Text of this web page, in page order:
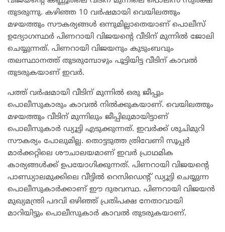
തുടരുന്നു. കഴിഞ്ഞ 10 വർഷമായി വെയിലത്തും
മഴയത്തും സൗകര്യങ്ങൾ ഒന്നുമില്ലാതെയാണ് പൊലീസ്
ഉദ്യോഗസ്ഥർ പിണറായി വിജയന്റെ വീടിന് മുന്നിൽ ജോലി
ചെയ്യുന്നത്. പിണറായി വിജയനും കുടുംബവും
തലസ്ഥാനത്ത് തുടരുമ്പോഴും പൂട്ടിയിട്ട വീടിന് കാവൽ
തുടരുകയാണ് ഇവർ.
പത്ത് വർഷമായി വീടിന് മുന്നിൽ ഒരു ജീപ്പും
പൊലീസുകാരും കാവൽ നിൽക്കുകയാണ്. വെയിലത്തും
മഴയത്തും വീടിന് മുന്നിലും ജീപ്പിലുമായിട്ടാണ്
പൊലീസുകാർ ഡ്യൂട്ടി എടുക്കുന്നത്. ഇവർക്ക് ശുചിമുറി
സൗകര്യം പോലുമില്ല. തൊട്ടടുത്ത ത്രിവേണി സൂപ്പർ
മാർക്കറ്റിലെ ശൗചാലയമാണ് ഇവർ പ്രാഥമിക
കാര്യങ്ങൾക്ക്‌ ഉപയോഗിക്കുന്നത്. പിണറായി വിജയന്റെ
പാണ്ഡ്യാലമുക്കിലെ വീട്ടിൽ റെസിഡെൻ്റ് ഡ്യൂട്ടി ചെയ്യുന്ന
പൊലീസുകാർക്കാണ് ഈ ദുരവസ്ഥ. പിണറായി വിജയൻ
മുഖ്യമന്ത്രി പദവി ഒഴിഞ്ഞ് പ്രതിപക്ഷ നേതാവായി
മാറിയിട്ടും പൊലീസുകാർ കാവൽ തുടരുകയാണ്.